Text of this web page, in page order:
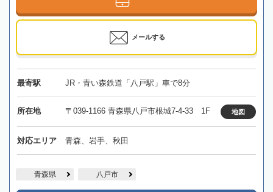
メールする
最寄駅 JR・青い森鉄道「八戸駅」車で8分
所在地 〒039-1166 青森県八戸市根城7-4-33 1F 地図
対応エリア 青森、岩手、秋田
青森県 八戸市